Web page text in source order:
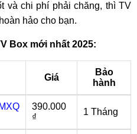
và chi phí phải chăng, thì TV
hảo cho bạn.
Box mới nhất 2025:
Giá
Bảo
hành
390.000
₫
1 Tháng